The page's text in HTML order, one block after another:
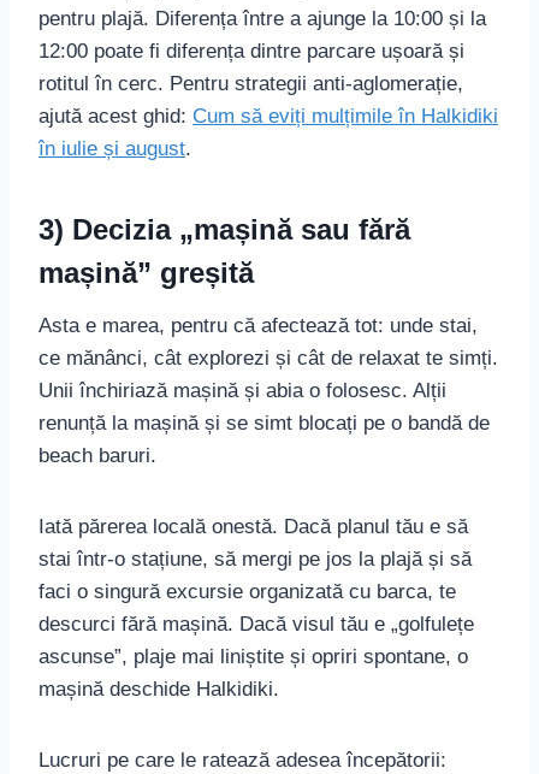
pentru plajă. Diferența între a ajunge la 10:00 și la
12:00 poate fi diferența dintre parcare ușoară și
rotitul în cerc. Pentru strategii anti-aglomerație,
ajută acest ghid: Cum să eviți mulțimile în Halkidiki
în iulie și august.
3) Decizia „mașină sau fără
mașină” greșită
Asta e marea, pentru că afectează tot: unde stai,
ce mănânci, cât explorezi și cât de relaxat te simți.
Unii închiriază mașină și abia o folosesc. Alții
renunță la mașină și se simt blocați pe o bandă de
beach baruri.
Iată părerea locală onestă. Dacă planul tău e să
stai într-o stațiune, să mergi pe jos la plajă și să
faci o singură excursie organizată cu barca, te
descurci fără mașină. Dacă visul tău e „golfulețe
ascunse”, plaje mai liniștite și opriri spontane, o
mașină deschide Halkidiki.
Lucruri pe care le ratează adesea începătorii: